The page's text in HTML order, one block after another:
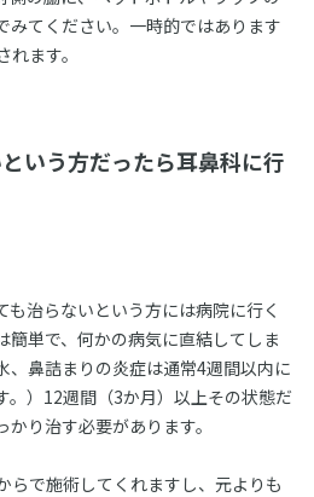
みてください。一時的ではあります
ます。
いう方だったら耳鼻科に行
治らないという方には病院に行く
簡単で、何かの病気に直結してしま
、鼻詰まりの炎症は通常4週間以内に
。）12週間（3か月）以上その状態だ
り治す必要があります。
らで施術してくれますし、元よりも